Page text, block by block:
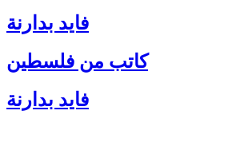
فايد بدارنة
كاتب من فلسطين
فايد بدارنة